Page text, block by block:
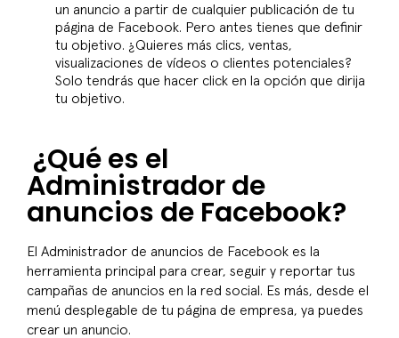
un anuncio a partir de cualquier publicación de tu
página de Facebook. Pero antes tienes que definir
tu objetivo. ¿Quieres más clics, ventas,
visualizaciones de vídeos o clientes potenciales?
Solo tendrás que hacer click en la opción que dirija
tu objetivo.
¿Qué es el
Administrador de
anuncios de Facebook?
El Administrador de anuncios de Facebook es la
herramienta principal para crear, seguir y reportar tus
campañas de anuncios en la red social. Es más, desde el
menú desplegable de tu página de empresa, ya puedes
crear un anuncio.